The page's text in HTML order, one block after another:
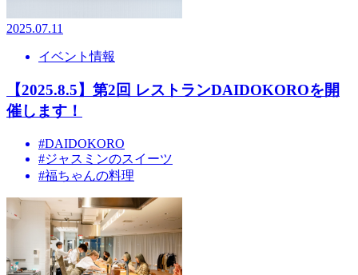
2025.07.11
イベント情報
【2025.8.5】第2回 レストランDAIDOKOROを開
催します！
#DAIDOKORO
#ジャスミンのスイーツ
#福ちゃんの料理